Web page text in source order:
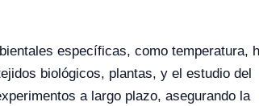
específicas, como temperatura,
biológicos, plantas, y el estudio del
a largo plazo, asegurando la